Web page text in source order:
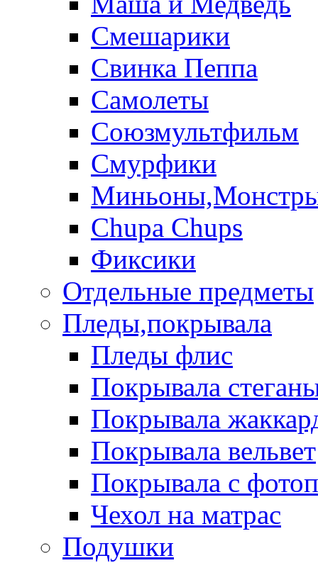
Смешарики
Свинка Пеппа
Самолеты
Союзмультфильм
Смурфики
Chupa Chups
Фиксики
Отдельные предметы
Пледы,покрывала
Пледы флис
Покрывала
Покрывала
Покрывала вельвет
Покрывала с
Чехол на матрас
Подушки